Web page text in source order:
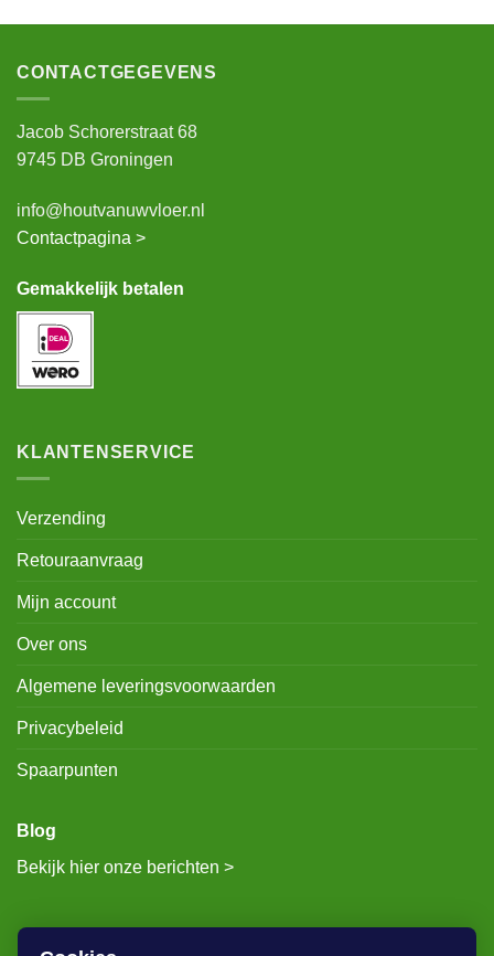
CONTACTGEGEVENS
Jacob Schorerstraat 68
9745 DB Groningen
info@houtvanuwvloer.nl
Contactpagina >
Gemakkelijk betalen
KLANTENSERVICE
Verzending
Retouraanvraag
Mijn account
Over ons
Algemene leveringsvoorwaarden
Privacybeleid
Spaarpunten
Blog
Bekijk hier onze berichten >